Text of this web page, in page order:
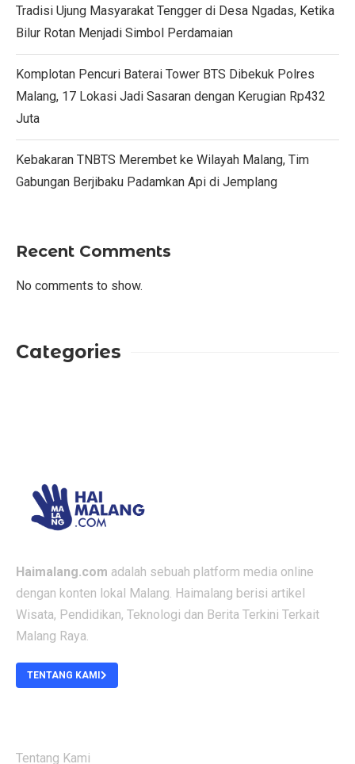
Tradisi Ujung Masyarakat Tengger di Desa Ngadas, Ketika
Bilur Rotan Menjadi Simbol Perdamaian
Komplotan Pencuri Baterai Tower BTS Dibekuk Polres
Malang, 17 Lokasi Jadi Sasaran dengan Kerugian Rp432
Juta
Kebakaran TNBTS Merembet ke Wilayah Malang, Tim
Gabungan Berjibaku Padamkan Api di Jemplang
Recent Comments
No comments to show.
Categories
Haimalang.com adalah sebuah platform media online
dengan konten lokal Malang. Haimalang berisi artikel
Wisata, Pendidikan, Teknologi dan Berita Terkini Terkait
Malang Raya.
TENTANG KAMI
Tentang Kami